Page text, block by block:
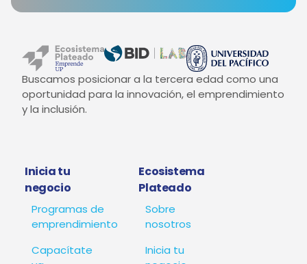
Buscamos posicionar a la tercera edad como una
oportunidad para la innovación, el emprendimiento
y la inclusión.
Inicia tu
negocio
Programas de
emprendimiento
Capacítate
Ecosistema
Plateado
Sobre
nosotros
Inicia tu